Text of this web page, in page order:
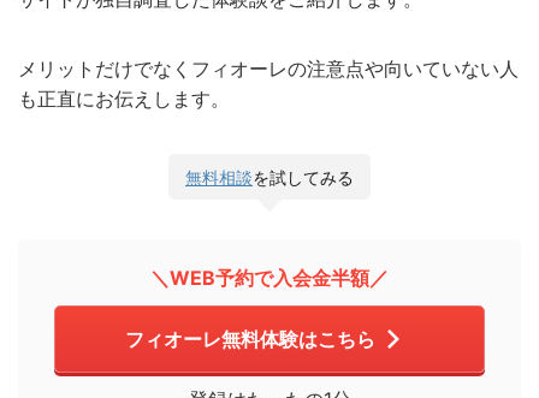
メリットだけでなくフィオーレの注意点や向いていない人
も正直にお伝えします。
無料相談を試してみる
＼WEB予約で入会金半額／
フィオーレ無料体験はこちら